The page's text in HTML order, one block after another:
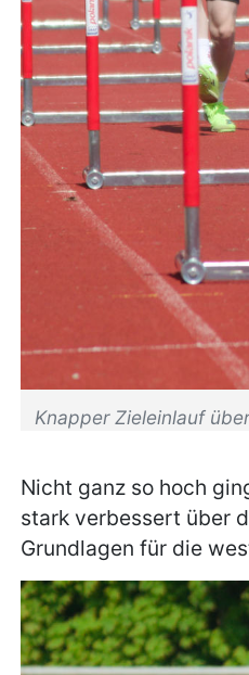
Knapper Zieleinlauf
Nicht ganz so hoch
stark verbessert über
Grundlagen für die